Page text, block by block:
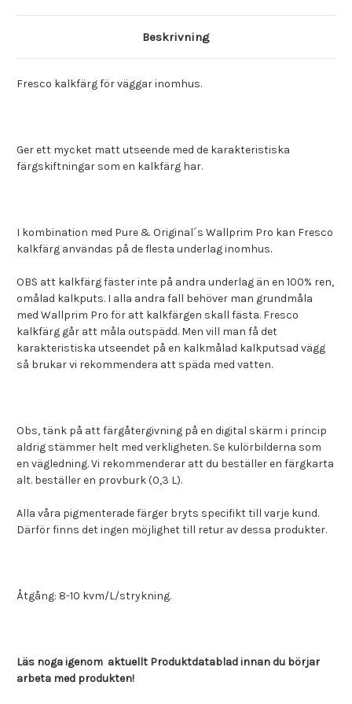
Beskrivning
Fresco kalkfärg för väggar inomhus.
Ger ett mycket matt utseende med de karakteristiska
färgskiftningar som en kalkfärg har.
I kombination med Pure & Original´s Wallprim Pro kan Fresco
kalkfärg användas på de flesta underlag inomhus.
OBS att kalkfärg fäster inte på andra underlag än en 100% ren,
omålad kalkputs. I alla andra fall behöver man grundmåla
med Wallprim Pro för att kalkfärgen skall fästa. Fresco
kalkfärg går att måla outspädd. Men vill man få det
karakteristiska utseendet på en kalkmålad kalkputsad vägg
så brukar vi rekommendera att späda med vatten.
Obs, tänk på att färgåtergivning på en digital skärm i princip
aldrig stämmer helt med verkligheten. Se kulörbilderna som
en vägledning. Vi rekommenderar att du beställer en färgkarta
alt. beställer en provburk (0,3 L).
Alla våra pigmenterade färger bryts specifikt till varje kund.
Därför finns det ingen möjlighet till retur av dessa produkter.
Åtgång: 8-10 kvm/L/strykning.
Läs noga igenom aktuellt Produktdatablad innan du börjar
arbeta med produkten!